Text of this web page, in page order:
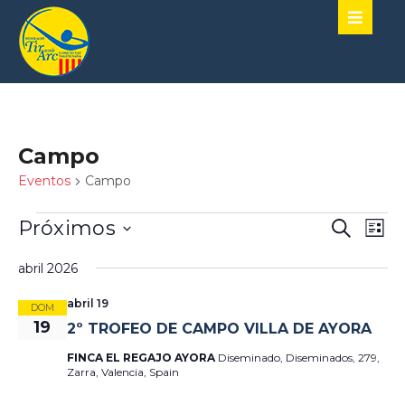
Campo
Eventos Campo
vistas
de
Buscar
Lista
Próximos
LA
abril 2026
DOM
19 2º TROFEO DE CAMPO VILLA DE AYORA
abril 19
FINCA EL REGAJO AYORA Diseminado, Diseminados, 279,
Zarra, Valencia, Spain